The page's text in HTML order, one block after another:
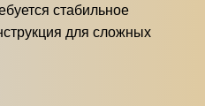
стабильное
для сложных